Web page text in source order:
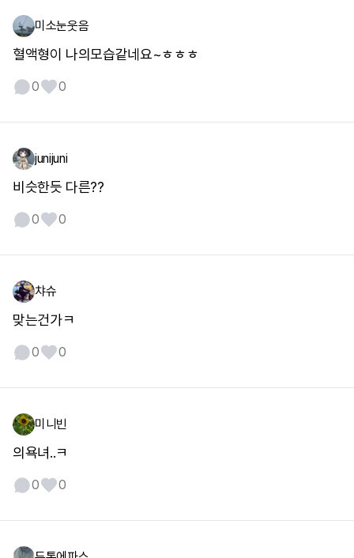
미소눈웃음
혈액형이 나의모습같네요~ㅎㅎㅎ
0 0
junijuni
비슷한듯 다른??
0 0
챠슈
맞는건가ㅋ
0 0
미니빈
의욕녀..ㅋ
0 0